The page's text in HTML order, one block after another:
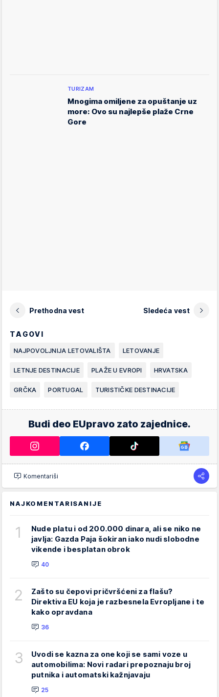
TURIZAM
Mnogima omiljene za opuštanje uz
more: Ovo su najlepše plaže Crne
Gore
Prethodna vest Sledeća vest
TAGOVI
NAJPOVOLJNIJA LETOVALIŠTA LETOVANJE
LETNJE DESTINACIJE PLAŽE U EVROPI HRVATSKA
GRČKA PORTUGAL TURISTIČKE DESTINACIJE
Budi deo EUpravo zato zajednice.
Komentariši
NAJKOMENTARISANIJE
1
Nude platu i od 200.000 dinara, ali se niko ne
javlja: Gazda Paja šokiran iako nudi slobodne
vikende i besplatan obrok
40
2
Zašto su čepovi pričvršćeni za flašu?
Direktiva EU koja je razbesnela Evropljane i te
kako opravdana
36
3
Uvodi se kazna za one koji se sami voze u
automobilima: Novi radari prepoznaju broj
putnika i automatski kažnjavaju
25